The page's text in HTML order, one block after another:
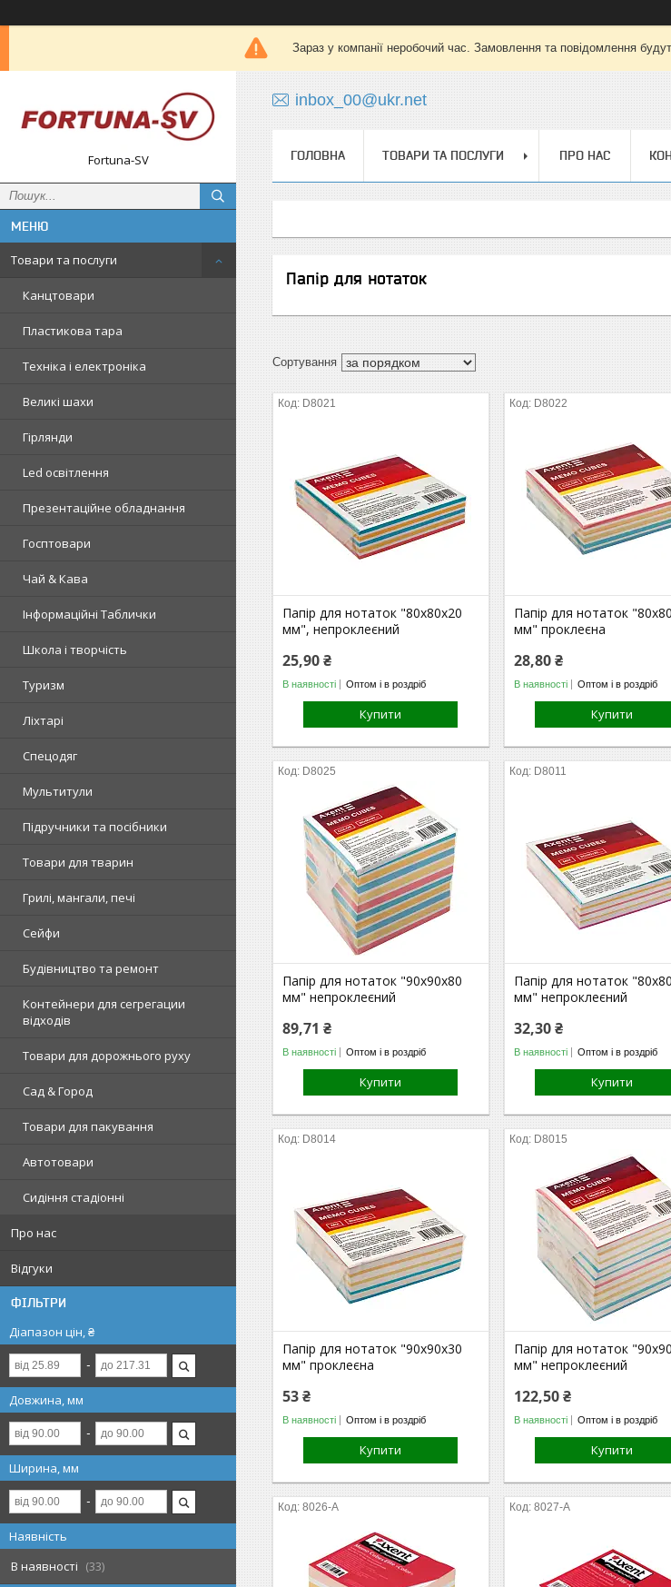
Зараз у компанії неробочий час. Замовлення та повідомлення
Fortuna-SV
Товари та послуги
Канцтовари
Пластикова тара
Техніка і електроніка
Великі шахи
Гірлянди
Led освітлення
Презентаційне обладнання
Госптовари
Чай & Кава
Інформаційні Таблички
Школа і творчість
Туризм
Ліхтарі
Спецодяг
Мультитули
Підручники та посібники
Товари для тварин
Грилі, мангали, печі
Сейфи
Будівництво та ремонт
Контейнери для сегрегации
відходів
Товари для дорожнього руху
Сад & Город
Товари для пакування
Автотовари
Сидіння стадіонні
Про нас
Відгуки
ФІЛЬТРИ
Діапазон цін, ₴
Довжина, мм
Ширина, мм
Наявність
В наявності
33
inbox_00@ukr.net
ГОЛОВНА ТОВАРИ ТА ПОСЛУГИ ПРО НАС
Папір для нотаток
D8021
Папір для нотаток "80х80х20
мм", непроклеєний
25,90 ₴
В наявності Оптом і в роздріб
Купити
D8022
Папір для нотаток
мм" проклеєна
28,80 ₴
В наявності Оптом і в роздріб
Купити
D8025
Папір для нотаток "90х90х80
мм" непроклеєний
89,71 ₴
В наявності Оптом і в роздріб
Купити
D8011
Папір для нотаток
мм" непроклеєний
32,30 ₴
В наявності Оптом і в роздріб
Купити
D8014
Папір для нотаток "90х90х30
мм" проклеєна
53 ₴
В наявності Оптом і в роздріб
Купити
D8015
Папір для нотаток
мм" непроклеєний
122,50 ₴
В наявності Оптом і в роздріб
Купити
8026-A 8027-A